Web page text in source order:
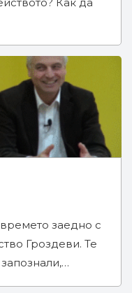
заедно с
Гроздеви. Те